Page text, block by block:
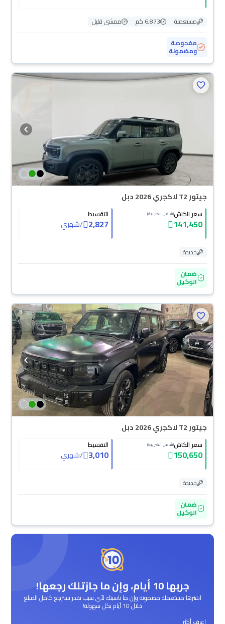
مستعملة 6,873 كم
ممشى قليل
مفحوصة
ومضمونة
جيتور T2 لاكجري 2026 دبل
سعر الكاش(شامل الضريبة)
141,450
التقسيط
2,827
/شهري
جديدة
ضمان
الوكيل
جيتور T2 لاكجري 2026 دبل
سعر الكاش(شامل الضريبة)
150,650
التقسيط
3,010
/شهري
جديدة
ضمان
الوكيل
جربها 10 أيام، وإن ما جازتلك رجعها!
اشترها مستعملة مضمونة وإن ما ناسبتك لأي سبب تقدر تسترجع كامل المبلغ
خلال 10 أيام بكل سهولة!